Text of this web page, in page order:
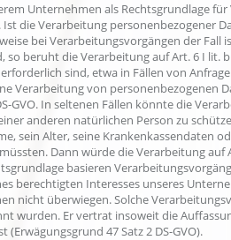
Unternehmen als Rechtsgrundlage
die Verarbeitung personenbezogener
bei Verarbeitungsvorgängen der
so beruht die Verarbeitung auf Art. 6 I lit.
sind, etwa in Fällen von
Verarbeitung von personenbezogenen
GVO. In seltenen Fällen könnte die
anderen natürlichen Person zu
sein Alter, seine Krankenkassendaten
Dann würde die Verarbeitung
basieren
berechtigten Interesses unseres
nicht überwiegen. Solche
wurden. Er vertrat insoweit die
47 Satz 2 DS-GVO).